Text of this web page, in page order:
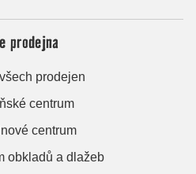
prodejna
prodejen
centrum
centrum
obkladů a dlažeb